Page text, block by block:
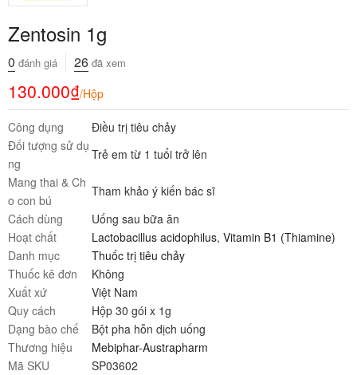
Zentosin 1g
0 đánh giá 26 đã xem
130.000₫/Hộp
Công dụng
Điều trị tiêu chảy
Đối tượng sử dụ
ng
Trẻ em từ 1 tuổi trở lên
Mang thai & Ch
o con bú
Tham khảo ý kiến bác sĩ
Cách dùng
Uống sau bữa ăn
Hoạt chất
Lactobacillus acidophilus, Vitamin B1 (Thiamine)
Danh mục
Thuốc trị tiêu chảy
Thuốc kê đơn
Không
Xuất xứ
Việt Nam
Quy cách
Hộp 30 gói x 1g
Dạng bào chế
Bột pha hỗn dịch uống
Thương hiệu
Mebiphar-Austrapharm
Mã SKU
SP03602